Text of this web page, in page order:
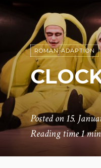
ROMAN-ADAPTION
Posted on15.
Reading time1